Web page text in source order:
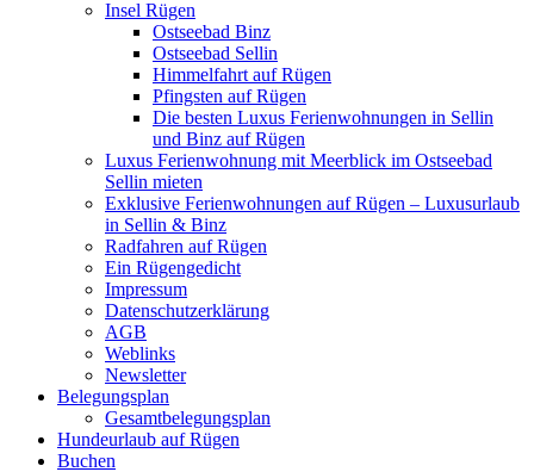
Insel Rügen
Ostseebad Binz
Ostseebad Sellin
Himmelfahrt auf Rügen
Pfingsten auf Rügen
Die besten Luxus Ferienwohnungen in Sellin
und Binz auf Rügen
Luxus Ferienwohnung mit Meerblick im Ostseebad
Sellin mieten
Exklusive Ferienwohnungen auf Rügen – Luxusurlaub
in Sellin & Binz
Radfahren auf Rügen
Ein Rügengedicht
Impressum
Datenschutzerklärung
AGB
Weblinks
Newsletter
Belegungsplan
Gesamtbelegungsplan
Hundeurlaub auf Rügen
Buchen